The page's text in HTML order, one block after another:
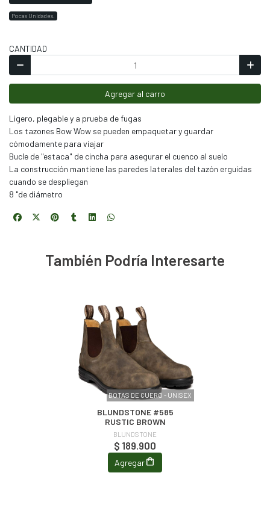
Pocas Unidades.
CANTIDAD
Agregar al carro
Ligero, plegable y a prueba de fugas
Los tazones Bow Wow se pueden empaquetar y guardar
cómodamente para viajar
Bucle de "estaca" de cincha para asegurar el cuenco al suelo
La construcción mantiene las paredes laterales del tazón erguidas
cuando se despliegan
8 "de diámetro
También Podría Interesarte
BOTAS DE CUERO - UNISEX
BLUNDSTONE #585
RUSTIC BROWN
BLUNDSTONE
$ 189.900
Agregar